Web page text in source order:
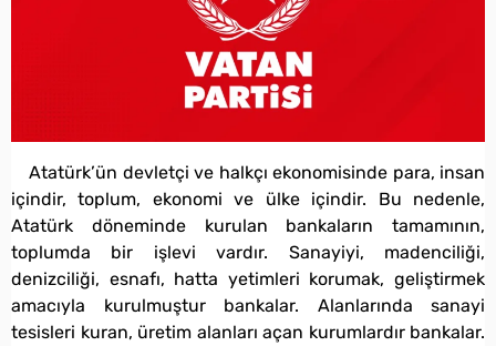
Atatürk’ün devletçi ve halkçı ekonomisinde para, insan
içindir, toplum, ekonomi ve ülke içindir. Bu nedenle,
Atatürk döneminde kurulan bankaların tamamının,
toplumda bir işlevi vardır. Sanayiyi, madenciliği,
denizciliği, esnafı, hatta yetimleri korumak, geliştirmek
amacıyla kurulmuştur bankalar. Alanlarında sanayi
tesisleri kuran, üretim alanları açan kurumlardır bankalar.